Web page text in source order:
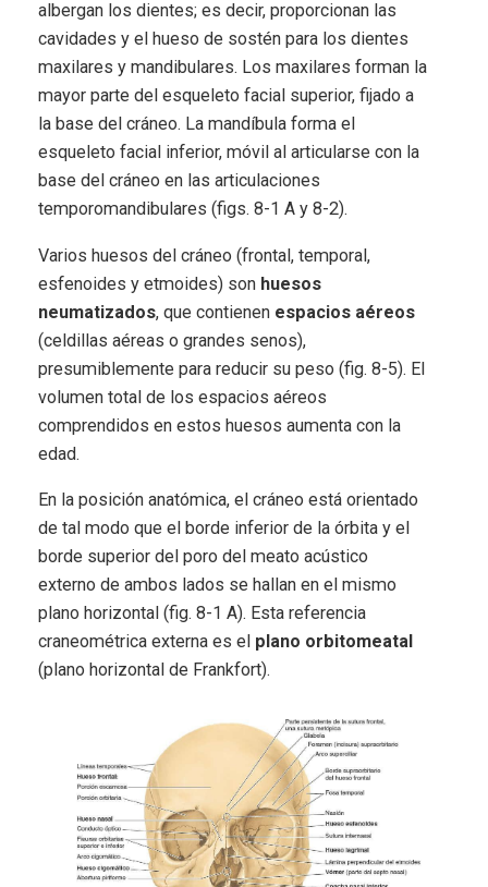
albergan los dientes; es decir, proporcionan las
cavidades y el hueso de sostén para los dientes
maxilares y mandibulares. Los maxilares forman la
mayor parte del esqueleto facial superior, fijado a
la base del cráneo. La mandíbula forma el
esqueleto facial inferior, móvil al articularse con la
base del cráneo en las articulaciones
temporomandibulares (figs. 8-1 A y 8-2).
Varios huesos del cráneo (frontal, temporal,
esfenoides y etmoides) son huesos
neumatizados, que contienen espacios aéreos
(celdillas aéreas o grandes senos),
presumiblemente para reducir su peso (fig. 8-5). El
volumen total de los espacios aéreos
comprendidos en estos huesos aumenta con la
edad.
En la posición anatómica, el cráneo está orientado
de tal modo que el borde inferior de la órbita y el
borde superior del poro del meato acústico
externo de ambos lados se hallan en el mismo
plano horizontal (fig. 8-1 A). Esta referencia
craneométrica externa es el plano orbitomeatal
(plano horizontal de Frankfort).